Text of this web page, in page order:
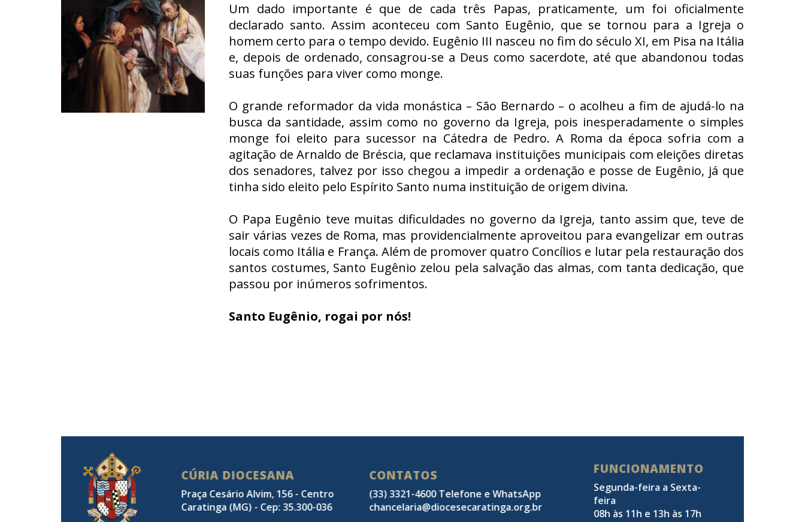
Um dado importante é que de cada três Papas, praticamente, um foi oficialmente
declarado santo. Assim aconteceu com Santo Eugênio, que se tornou para a Igreja o
homem certo para o tempo devido. Eugênio III nasceu no fim do século XI, em Pisa na Itália
e, depois de ordenado, consagrou-se a Deus como sacerdote, até que abandonou todas
suas funções para viver como monge.
O grande reformador da vida monástica – São Bernardo – o acolheu a fim de ajudá-lo na
busca da santidade, assim como no governo da Igreja, pois inesperadamente o simples
monge foi eleito para sucessor na Cátedra de Pedro. A Roma da época sofria com a
agitação de Arnaldo de Bréscia, que reclamava instituições municipais com eleições diretas
dos senadores, talvez por isso chegou a impedir a ordenação e posse de Eugênio, já que
tinha sido eleito pelo Espírito Santo numa instituição de origem divina.
O Papa Eugênio teve muitas dificuldades no governo da Igreja, tanto assim que, teve de
sair várias vezes de Roma, mas providencialmente aproveitou para evangelizar em outras
locais como Itália e França. Além de promover quatro Concílios e lutar pela restauração dos
santos costumes, Santo Eugênio zelou pela salvação das almas, com tanta dedicação, que
passou por inúmeros sofrimentos.
Santo Eugênio, rogai por nós!
CÚRIA DIOCESANA
Praça Cesário Alvim, 156 - Centro
Caratinga (MG) - Cep: 35.300-036
CONTATOS
(33) 3321-4600 Telefone e WhatsApp
chancelaria@diocesecaratinga.org.br
FUNCIONAMENTO
Segunda-feira a Sexta-
feira
08h às 11h e 13h às 17h